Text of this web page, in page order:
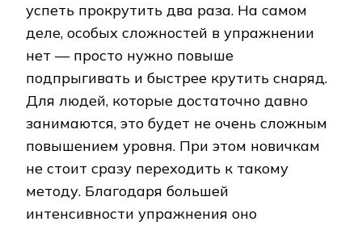
успеть прокрутить два раза. На самом
деле, особых сложностей в упражнении
нет — просто нужно повыше
подпрыгивать и быстрее крутить снаряд.
Для людей, которые достаточно давно
занимаются, это будет не очень сложным
повышением уровня. При этом новичкам
не стоит сразу переходить к такому
методу. Благодаря большей
интенсивности упражнения оно